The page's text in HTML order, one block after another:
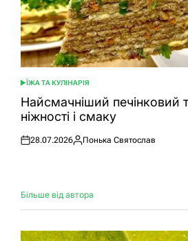
ОПУБЛІКУВАТИ
У
ЇЖА ТА КУЛІНАРІЯ
Найсмачніший печінковий
ніжності і смаку
Оприлюднено
28.07.2026
Опубліковано
Понька Святослав
Більше від автора